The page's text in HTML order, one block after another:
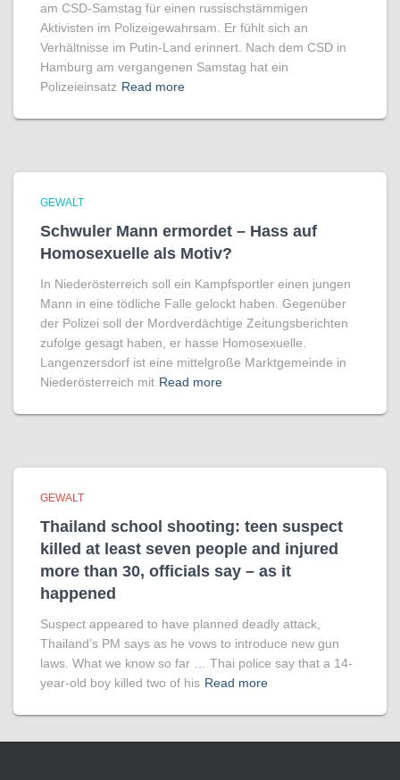
am CSD-Samstag für einen russischstämmigen
Aktivisten im Polizeigewahrsam. Er fühlt sich an
Verhältnisse im Putin-Land erinnert. Nach dem CSD in
Hamburg am vergangenen Samstag hat ein
Polizeieinsatz Read more
GEWALT
Schwuler Mann ermordet – Hass auf
Homo­sexuelle als Motiv?
In Niederösterreich soll ein Kampfsportler einen jungen
Mann in eine tödliche Falle gelockt haben. Gegenüber
der Polizei soll der Mordverdächtige Zeitungsberichten
zufolge gesagt haben, er hasse Homosexuelle.
Langenzersdorf ist eine mittelgroße Marktgemeinde in
Niederösterreich mit Read more
GEWALT
Thailand school shooting: teen suspect
killed at least seven people and injured
more than 30, officials say – as it
happened
Suspect appeared to have planned deadly attack,
Thailand’s PM says as he vows to introduce new gun
laws. What we know so far … Thai police say that a 14-
year-old boy killed two of his Read more